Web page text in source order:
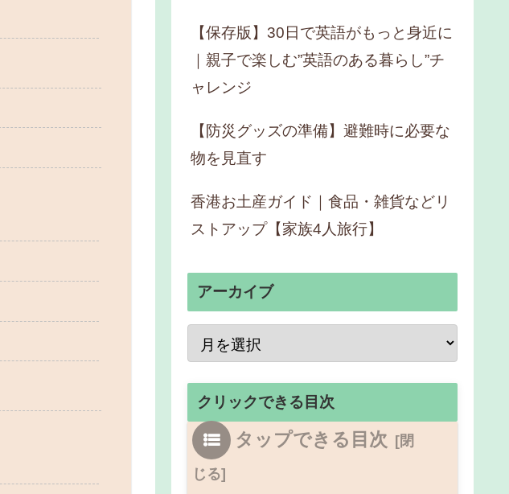
【保存版】30日で英語がもっと身近に
｜親子で楽しむ”英語のある暮らし”チ
ャレンジ
【防災グッズの準備】避難時に必要な
物を見直す
香港お土産ガイド｜食品・雑貨などリ
ストアップ【家族4人旅行】
アーカイブ
クリックできる目次
タップできる目次